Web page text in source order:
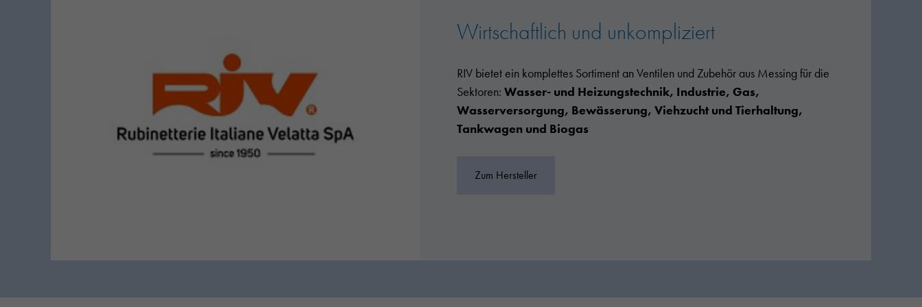
Wirtschaftlich und unkompliziert
RIV bietet ein komplettes Sortiment an Ventilen und Zubehör aus Messing für die
Sektoren:Wasser- und Heizungstechnik, Industrie, Gas,
Wasserversorgung, Bewässerung, Viehzucht und Tierhaltung,
Tankwagen und Biogas
Zum Hersteller